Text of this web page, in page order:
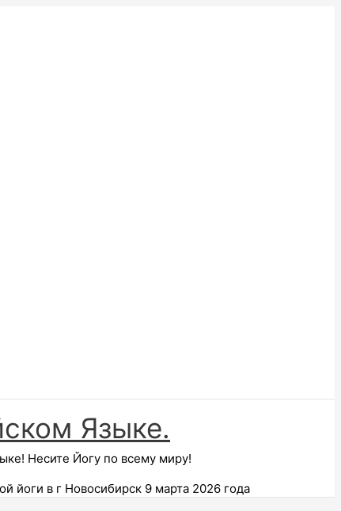
Языке.
Несите Йогу по всему миру!
йоги в г Новосибирск 9 марта 2026 года